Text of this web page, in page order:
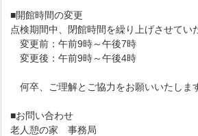
■開館時間の変更
点検期間中、閉館時間を繰り上げさせてい
変更前：午前9時～午後7時
変更後：午前9時～午後4時
何卒、ご理解とご協力をお願いいたしま
■お問い合わせ
老人憩の家 事務局